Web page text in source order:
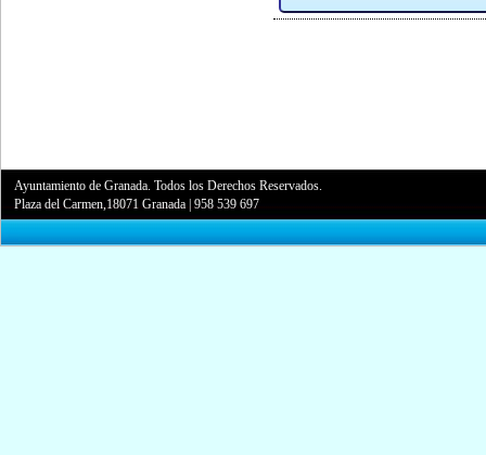
Ayuntamiento de Granada. Todos los Derechos Reservados.
Plaza del Carmen,18071 Granada |958 539 697